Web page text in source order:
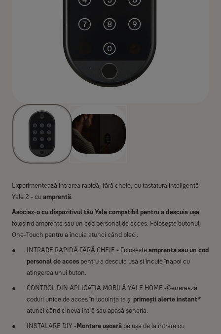
Experimentează intrarea rapidă, fără cheie, cu tastatura inteligentă
Yale 2 - cuamprentă.
Asociaz-o cu dispozitivul tău Yale compatibil pentru a descuia ușa
folosind amprenta sau un cod personal de acces. Folosește butonul
One-Touch pentru a încuia atunci când pleci.
INTRARE RAPIDĂ FĂRĂ CHEIE - Foloseșteamprenta sau un cod
personal de acces pentru a descuia ușa și încuie înapoi cu
atingerea unui buton.
CONTROL DIN APLICAȚIA MOBILĂ YALE HOME -Generează
coduri unice de acces în locuința ta și primești alerte instant*
atunci când cineva intră sau apasă soneria.
INSTALARE DIY -Montare ușoară pe ușa de la intrare cu